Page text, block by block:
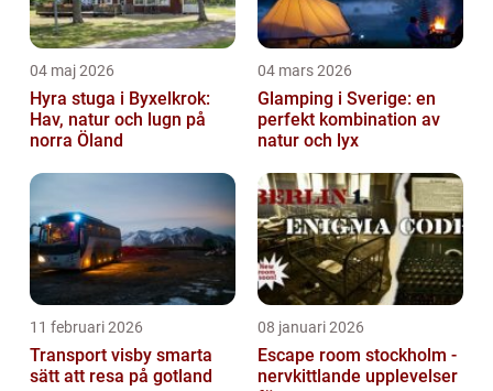
04 maj 2026
Hyra stuga i Byxelkrok:
Hav, natur och lugn på
norra Öland
04 mars 2026
Glamping i Sverige: en
perfekt kombination av
natur och lyx
11 februari 2026
Transport visby smarta
sätt att resa på gotland
08 januari 2026
Escape room stockholm -
nervkittlande upplevelser